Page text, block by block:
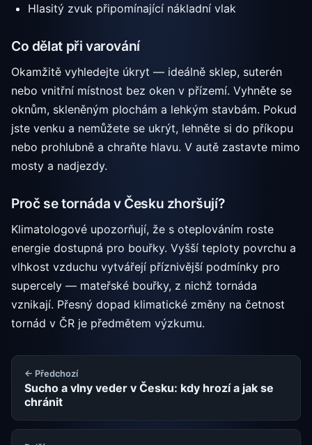
Hlasitý zvuk připomínající nákladní vlak
Co dělat při varování
Okamžitě vyhledejte úkryt — ideálně sklep, suterén
nebo vnitřní místnost bez oken v přízemí. Vyhněte se
oknům, skleněným plochám a lehkým stavbám. Pokud
jste venku a nemůžete se ukrýt, lehněte si do příkopu
nebo prohlubně a chraňte hlavu. V autě zastavte mimo
mosty a nadjezdy.
Proč se tornáda v Česku zhoršují?
Klimatologové upozorňují, že s oteplováním roste
energie dostupná pro bouřky. Vyšší teploty povrchu a
vlhkost vzduchu vytvářejí příznivější podmínky pro
supercely — mateřské bouřky, z nichž tornáda
vznikají. Přesný dopad klimatické změny na četnost
tornád v ČR je předmětem výzkumu.
← Předchozí
Sucho a vlny veder v Česku: kdy hrozí a jak se
chránit